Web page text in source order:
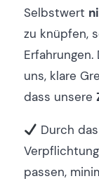
Selbstwert
zu knüpfen,
uns, klare
dass unsere
Durch
passen,